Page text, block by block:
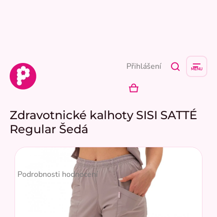
Přihlášení
NÁKUPNÍ
Zdravotnické kalhoty SISI SATTÉ
Regular Šedá
hodnocení
Podrobnosti hodnocení